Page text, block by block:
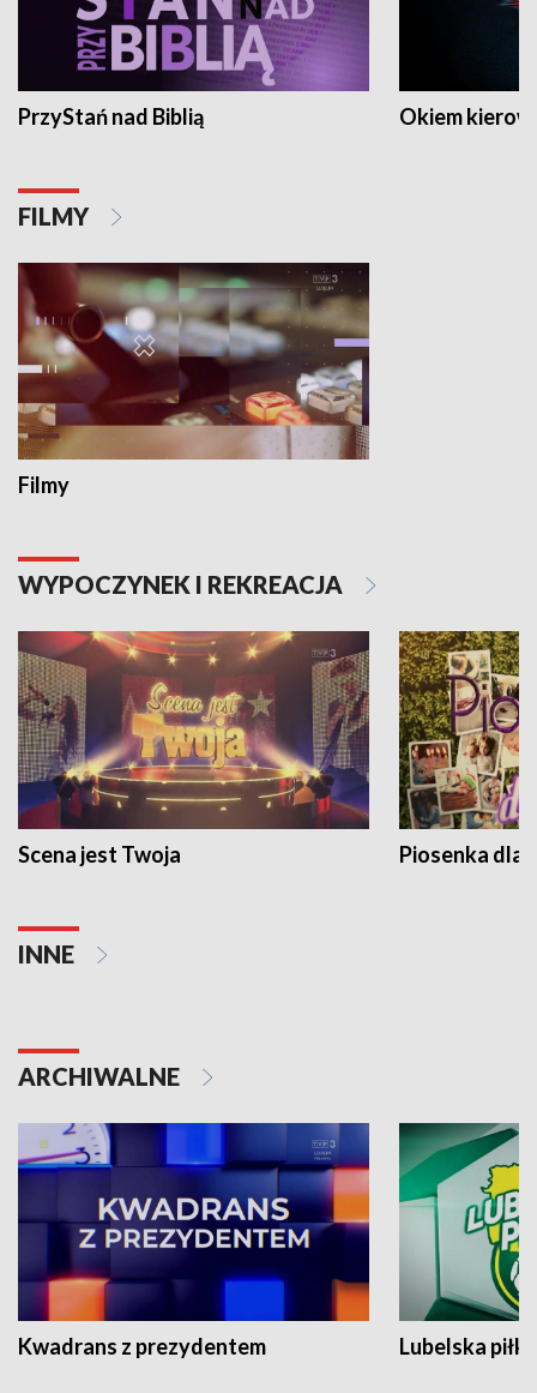
PrzyStań nad Biblią Okiem
FILMY
Filmy
WYPOCZYNEK I REKREACJA
Scena jest Twoja Piosenka dla
INNE
ARCHIWALNE
Kwadrans z prezydentem Lubelska piłka